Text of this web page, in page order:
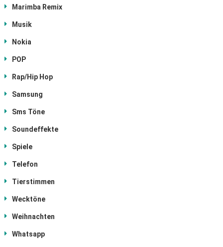
Marimba Remix
Musik
Nokia
POP
Rap/Hip Hop
Samsung
Sms Töne
Soundeffekte
Spiele
Telefon
Tierstimmen
Wecktöne
Weihnachten
Whatsapp